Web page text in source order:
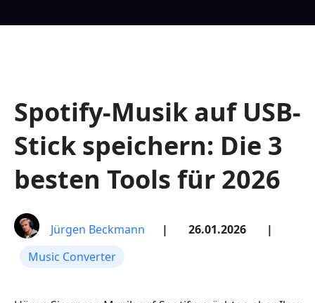
Spotify-Musik auf USB-
Stick speichern: Die 3
besten Tools für 2026
Jürgen Beckmann | 26.01.2026
|
Music Converter